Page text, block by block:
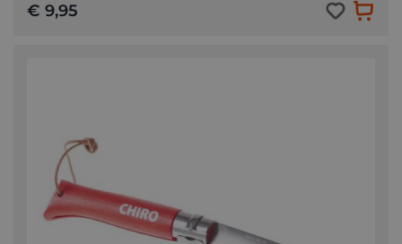
€ 9,95